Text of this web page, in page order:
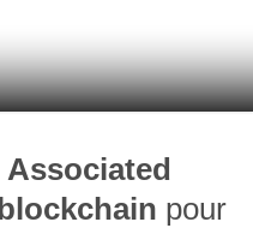
Associated
blockchain pour